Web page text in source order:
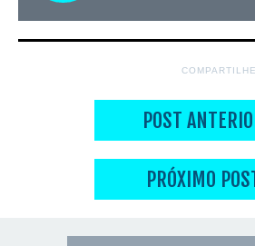
COMPARTILHE
POST
PRÓXIMO